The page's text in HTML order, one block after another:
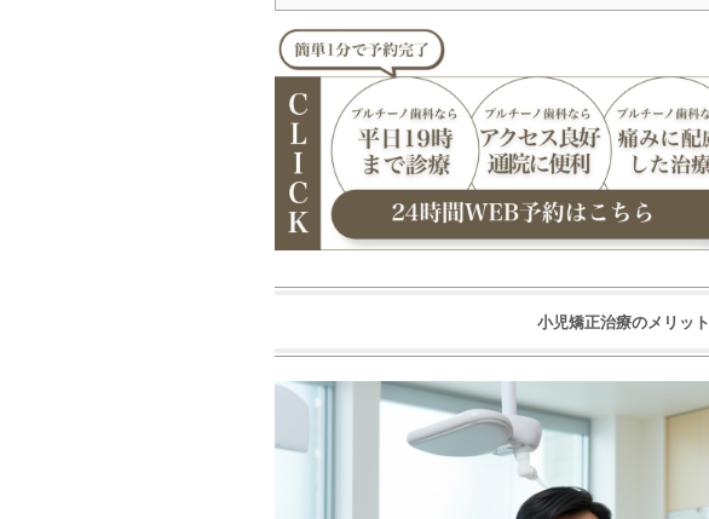
小児矯正治療のメリット